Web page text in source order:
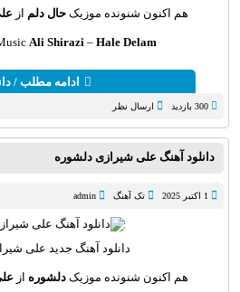
هم اکنون شنونده موزیک حال دلم از
Ali Shirazi – Hale Delam
ادامه مطلب /
300 بازدید ارسال نظر
دانلود آهنگ علی شیرازی دلشوره
1 اکتبر 2025 تک آهنگ admin
دانلود آهنگ جدید علی
هم اکنون شنونده موزیک دلشوره از